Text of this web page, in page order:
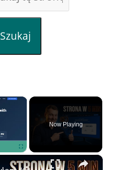
Szukaj
×
Now Playing
×